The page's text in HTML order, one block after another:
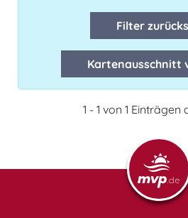
Filter
Kartenausschnitt
1 - 1 von 1